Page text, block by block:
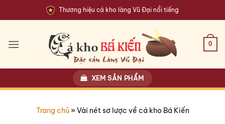
qua
dung
Thương hiệu cá kho làng Vũ Đại nổi tiếng
0
XEM SẢN PHẨM
Trang chủ»Vài nét sơ lược về cá kho Bá Kiến